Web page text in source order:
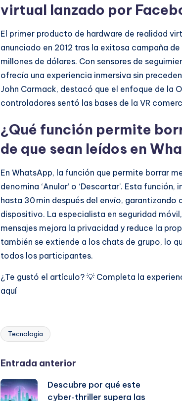
virtual lanzado por
El primer producto de hardware de realidad
anunciado en 2012 tras la exitosa campaña
millones de dólares. Con sensores de
ofrecía una experiencia inmersiva sin
John Carmack, destacó que el enfoque de la
controladores sentó las bases de la VR
¿Qué función permite
de que sean leídos en
En WhatsApp, la función que permite borrar
denomina ‘Anular’ o ‘Descartar’. Esta
hasta 30 min después del envío,
dispositivo. La especialista en seguridad
mensajes mejora la privacidad y reduce la
también se extiende a los chats de grupo, lo
todos los participantes.
¿Te gustó el artículo? 💡 Completa la
aquí
Etiquetas:
Tecnología
Navegación
de
Entrada anterior
Descubre por qué este
cyber‑thriller supera las